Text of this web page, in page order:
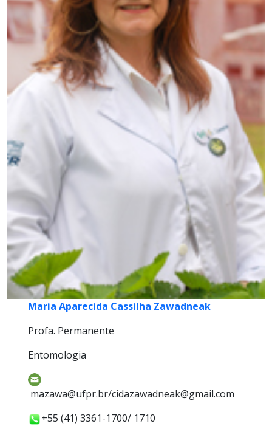
Maria Aparecida Cassilha Zawadneak
Profa. Permanente
Entomologia
mazawa@ufpr.br/cidazawadneak@gmail.com
+55 (41) 3361-1700/ 1710